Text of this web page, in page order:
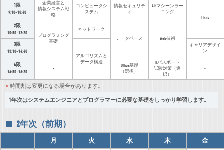
1限
9:10~10:40
企業経営と
情報システム戦
略
コンピュータシ
ステム
情報セキュリテ
ィ
AI/マシーンラー
ニング
Linux
2限
10:50~12:20
プログラミング
基礎
ネットワーク
データベース
Web技術
3限
13:10~14:40
アルゴリズムと
データ構造
キャリアデザイ
ン
4限
14:50~16:20
-
Office基礎
（選択）
ITパスポート
試験対策（選
択）
-
時間割は変更になる場合があります。
1年次はシステムエンジニアとプログラマーに必要な基礎をしっかり学習します。
2年次（前期）
月 火 水 木 金